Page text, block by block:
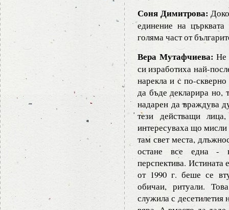
Соня Димитрова:
единение на
голяма част от
Вера Мутафчиева: Не
си изработиха най-
нарекла и с по-
да бъде декларира но,
надарен да враждува
тези действащи
интересуваха що мисли
там свет места,
остане все една -
перспектива. Истината
от 1990 г. беше се
обичаи, ритуали.
служила с десетилетия